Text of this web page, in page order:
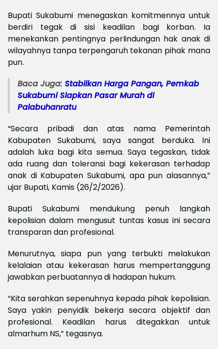
Bupati Sukabumi menegaskan komitmennya untuk
berdiri tegak di sisi keadilan bagi korban. Ia
menekankan pentingnya perlindungan hak anak di
wilayahnya tanpa terpengaruh tekanan pihak mana
pun.
Baca Juga: Stabilkan Harga Pangan, Pemkab
Sukabumi Siapkan Pasar Murah di
Palabuhanratu
“Secara pribadi dan atas nama Pemerintah
Kabupaten Sukabumi, saya sangat berduka. Ini
adalah luka bagi kita semua. Saya tegaskan, tidak
ada ruang dan toleransi bagi kekerasan terhadap
anak di Kabupaten Sukabumi, apa pun alasannya,”
ujar Bupati, Kamis (26/2/2026).
Bupati Sukabumi mendukung penuh langkah
kepolisian dalam mengusut tuntas kasus ini secara
transparan dan profesional.
Menurutnya, siapa pun yang terbukti melakukan
kelalaian atau kekerasan harus mempertanggung
jawabkan perbuatannya di hadapan hukum.
“Kita serahkan sepenuhnya kepada pihak kepolisian.
Saya yakin penyidik bekerja secara objektif dan
profesional. Keadilan harus ditegakkan untuk
almarhum NS,” tegasnya.